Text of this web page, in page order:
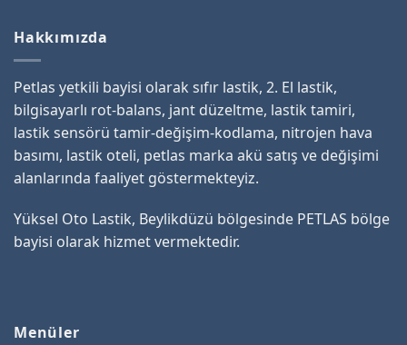
Hakkımızda
Petlas yetkili bayisi olarak sıfır lastik, 2. El lastik,
bilgisayarlı rot-balans, jant düzeltme, lastik tamiri,
lastik sensörü tamir-değişim-kodlama, nitrojen hava
basımı, lastik oteli, petlas marka akü satış ve değişimi
alanlarında faaliyet göstermekteyiz.
Yüksel Oto Lastik, Beylikdüzü bölgesinde PETLAS bölge
bayisi olarak hizmet vermektedir.
Menüler